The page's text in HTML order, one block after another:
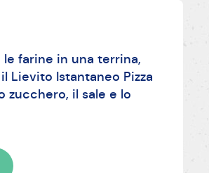
le farine in una terrina,
Lievito Istantaneo Pizza
zucchero, il sale e lo